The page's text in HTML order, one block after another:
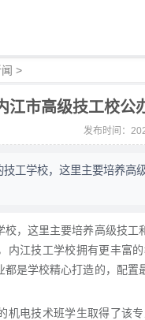
>
江市高级技工校公
发布时间：
工学校，这里主要培养
，这里主要培养高级技
内江技工学校拥有更丰富
是学校精心打造的，配
机电技术班学生取得了该